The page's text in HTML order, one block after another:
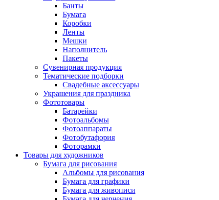
Банты
Бумага
Коробки
Ленты
Мешки
Наполнитель
Пакеты
Сувенирная продукция
Тематические подборки
Свадебные аксессуары
Украшения для праздника
Фототовары
Батарейки
Фотоальбомы
Фотоаппараты
Фотобутафория
Фоторамки
Товары для художников
Бумага для рисования
Альбомы для рисования
Бумага для графики
Бумага для живописи